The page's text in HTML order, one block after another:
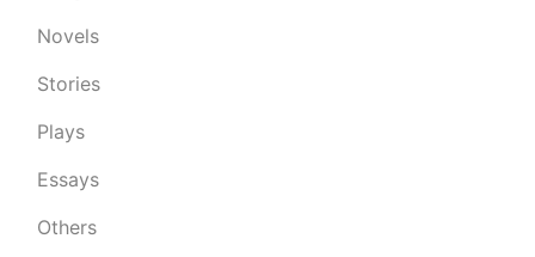
Novels
Stories
Plays
Essays
Others